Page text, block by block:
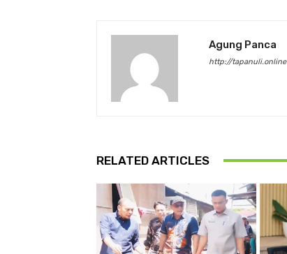
Agung Panca
http://tapanuli.online
RELATED ARTICLES